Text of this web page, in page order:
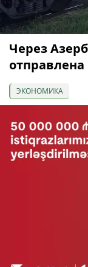
Через
ЭКОНОМИКА